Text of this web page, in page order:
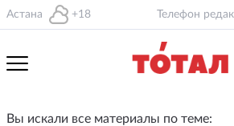
Астана +18 Телефон
Вы искали все материалы по теме: